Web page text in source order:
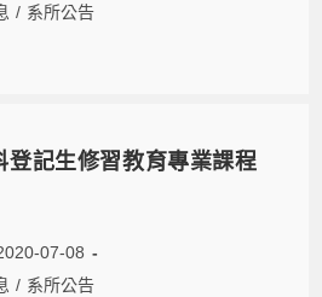
/ 系所公告
登記生修習教育專業課程
07-08
/ 系所公告